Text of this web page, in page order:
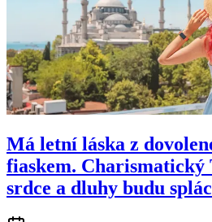
Má letní láska z
fiaskem.
srdce a dluhy budu